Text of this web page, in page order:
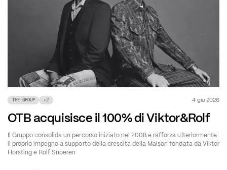
THE GROUP +2 4 giu 2026
OTB acquisisce il 100% di Viktor&Rolf
Il Gruppo consolida un percorso iniziato nel 2008 e rafforza ulteriormente
il proprio impegno a supporto della crescita della Maison fondata da Viktor
Horsting e Rolf Snoeren